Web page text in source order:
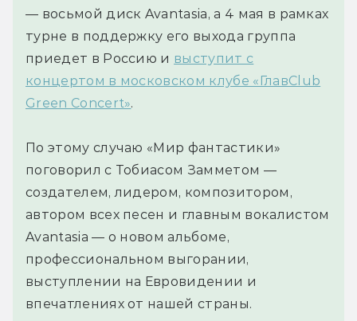
— восьмой диск Avantasia, а 4 мая в рамках
турне в поддержку его выхода группа
приедет в Россию и выступит с
концертом в московском клубе «ГлавСlub
Green Concert».
По этому случаю «Мир фантастики»
поговорил с Тобиасом Замметом —
создателем, лидером, композитором,
автором всех песен и главным вокалистом
Avantasia — о новом альбоме,
профессиональном выгорании,
выступлении на Евровидении и
впечатлениях от нашей страны.